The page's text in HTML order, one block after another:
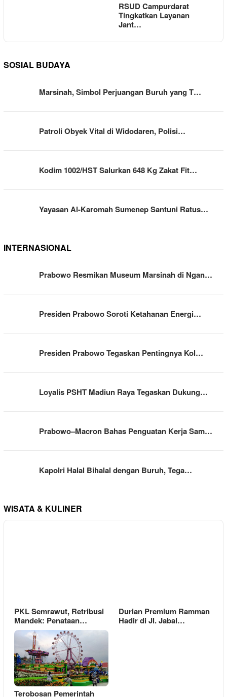
RSUD Campurdarat
Tingkatkan Layanan
Jant…
SOSIAL BUDAYA
Marsinah, Simbol Perjuangan Buruh yang T…
Patroli Obyek Vital di Widodaren, Polisi…
Kodim 1002/HST Salurkan 648 Kg Zakat Fit…
Yayasan Al-Karomah Sumenep Santuni Ratus…
INTERNASIONAL
Prabowo Resmikan Museum Marsinah di Ngan…
Presiden Prabowo Soroti Ketahanan Energi…
Presiden Prabowo Tegaskan Pentingnya Kol…
Loyalis PSHT Madiun Raya Tegaskan Dukung…
Prabowo–Macron Bahas Penguatan Kerja Sam…
Kapolri Halal Bihalal dengan Buruh, Tega…
WISATA & KULINER
PKL Semrawut, Retribusi
Mandek: Penataan…
Durian Premium Ramman
Hadir di Jl. Jabal…
Terobosan Pemerintah